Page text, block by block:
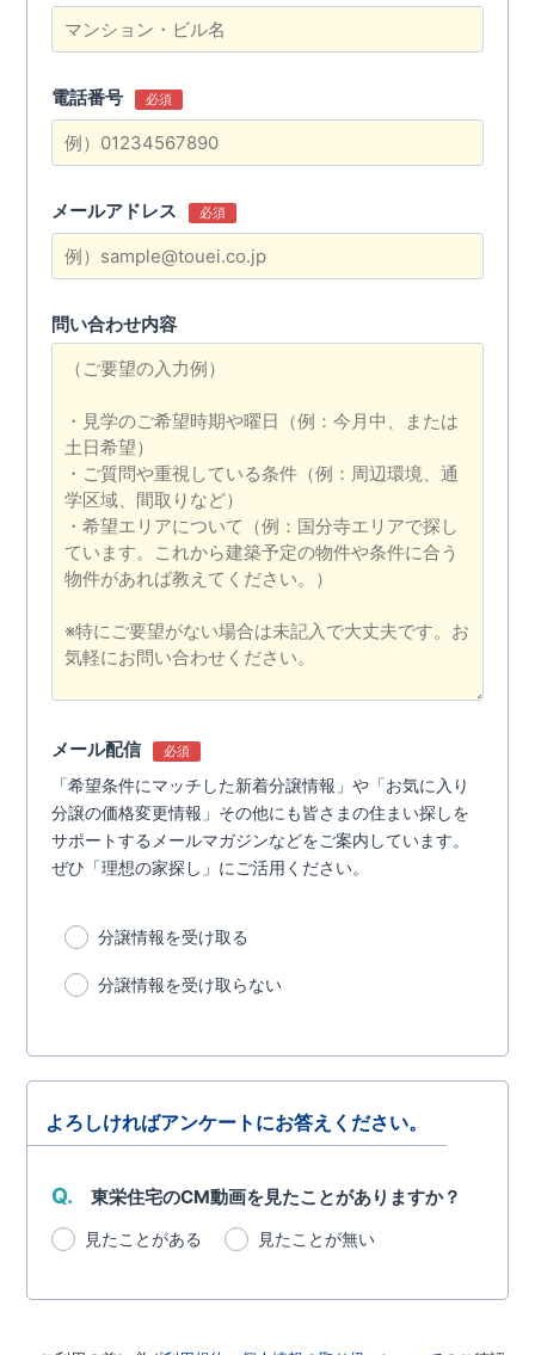
電話番号 必須
メールアドレス 必須
問い合わせ内容
メール配信 必須
「希望条件にマッチした新着分譲情報」や「お気に入り
分譲の価格変更情報」その他にも皆さまの住まい探しを
サポートするメールマガジンなどをご案内しています。
ぜひ「理想の家探し」にご活用ください。
分譲情報を受け取る
分譲情報を受け取らない
よろしければアンケートにお答えください。
Q. 東栄住宅のCM動画を見たことがありますか？
見たことがある 見たことが無い